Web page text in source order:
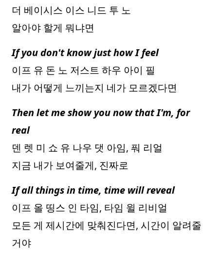
더 베이시스 이스 니드 투 노
알아야 할게 뭐냐면
If you don't know just how I feel
이프 유 돈 노 저스트 하우 아이 필
내가 어떻게 느끼는지 네가 모르겠다면
Then let me show you now that I'm, for
real
덴 렛 미 쇼 유 나우 댓 아임, 풔 리얼
지금 내가 보여줄게, 진짜로
If all things in time, time will reveal
이프 올 띵스 인 타임, 타임 윌 리비얼
모든 게 제시간에 맞춰진다면, 시간이 알려줄
거야